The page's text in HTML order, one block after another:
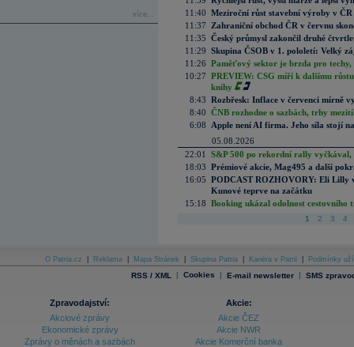
více...
11:40 Meziroční růst stavební výroby v
11:37
Zahraniční obchod ČR v červnu
11:35 Český průmysl zakončil druhé
11:29 Skupina ČSOB v 1. pololetí: Velký
11:26 Paměťový sektor je brzda pro techy,
10:27 PREVIEW: CSG míří k dalšímu
knihy
8:43 Rozbřesk: Inflace v červenci mírně
8:40 ČNB rozhodne o sazbách, trhy
6:08
Apple není AI firma. Jeho síla stojí
05.08.2026
22:01
S&P 500 po rekordní rally vyčkával,
18:03 Prémiové akcie, Mag495 a další
16:05 PODCAST ROZHOVORY: Eli Lilly
Kunové teprve na začátku
15:18 Booking ukázal odolnost cestovního
1 2 3 4
O Patria.cz Reklama Mapa Stránek Skupina Patria Kariéra v Patrii Podmínky
RSS / XML | Cookies | E-mail newsletter | SMS
Zpravodajství:
Akciové zprávy
Ekonomické zprávy
Zprávy o měnách a sazbách
Akcie:
Akcie ČEZ
Akcie NWR
Akcie Komerční banka